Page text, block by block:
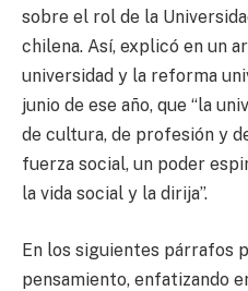
sobre el rol de la
chilena. Así, explicó en un
universidad y la reforma
junio de ese año, que “la
de cultura, de profesión y
fuerza social, un poder
la vida social y la dirija”.
En los siguientes párrafos
pensamiento, enfatizando